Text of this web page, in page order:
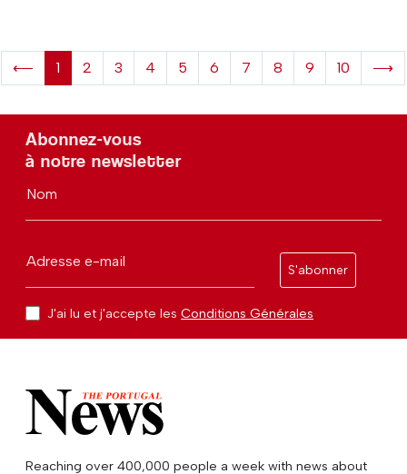
⟵ 1 2 3 4 5 6 7 8 9 10 ⟶
Abonnez-vous
à notre newsletter
Nom
Adresse e-mail
S'abonner
J'ai lu et j'accepte les Conditions Générales
Reaching over 400,000 people a week with news about